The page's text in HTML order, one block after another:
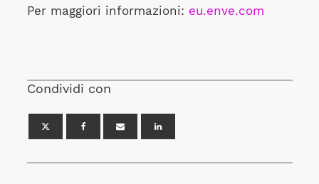
Per maggiori informazioni: eu.enve.com
Condividi con